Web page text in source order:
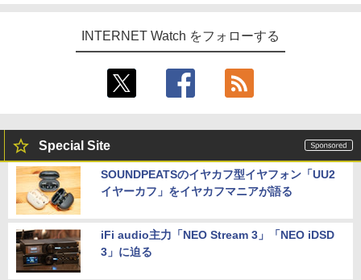
INTERNET Watch をフォローする
Special Site
SOUNDPEATSのイヤカフ型イヤフォン「UU2
イヤーカフ」をイヤカフマニアが語る
iFi audio主力「NEO Stream 3」「NEO iDSD
3」に迫る